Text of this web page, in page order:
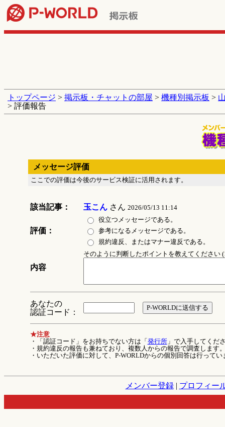
トップページ > 掲示板・チャットの部屋 > 機種別掲示板 >
> 評価報告
メッセージ評価
ここでの評価は今後のサービス検証に活用されます。
該当記事： 玉こんさん 2026/05/13 11:14
評価：
役立つメッセージである。
参考になるメッセージである。
規約違反、またはマナー違反である。
内容
そのように判断したポイントを教えてください
あなたの
認証コード：
★注意
・「認証コード」をお持ちでない方は「 発行所」で入手してくだ
・規約違反の報告も兼ねており、複数人からの報告で調査します
・いただいた評価に対して、P-WORLDからの個別回答は行ってい
メンバー登録| プロフィー